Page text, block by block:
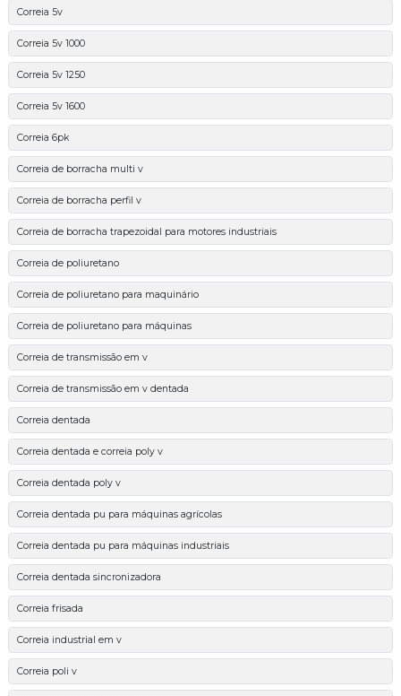
Correia 5v
Correia 5v 1000
Correia 5v 1250
Correia 5v 1600
Correia 6pk
Correia de borracha multi v
Correia de borracha perfil v
Correia de borracha trapezoidal para motores industriais
Correia de poliuretano
Correia de poliuretano para maquinário
Correia de poliuretano para máquinas
Correia de transmissão em v
Correia de transmissão em v dentada
Correia dentada
Correia dentada e correia poly v
Correia dentada poly v
Correia dentada pu para máquinas agrícolas
Correia dentada pu para máquinas industriais
Correia dentada sincronizadora
Correia frisada
Correia industrial em v
Correia poli v